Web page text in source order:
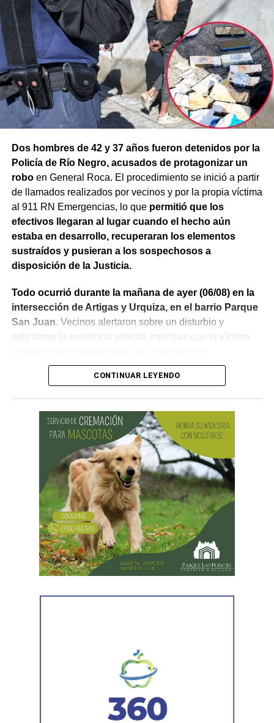
Dos hombres de 42 y 37 años fueron detenidos por la
Policía de Río Negro, acusados de protagonizar un
roboen General Roca. El procedimiento se inició a partir
de llamados realizados por vecinos y por la propia víctima
al 911 RN Emergencias, lo que permitió que los
efectivos llegaran al lugar cuando el hecho aún
estaba en desarrollo, recuperaran los elementos
sustraídos y pusieran a los sospechosos a
disposición de la Justicia.
Todo ocurrió durante la mañana de ayer (06/08) en la
intersección de Artigas y Urquiza, en el barrio Parque
San Juan. Vecinos alertaron sobre un disturbio y
solicitaron la presencia policial, mientras que la víctima
emergencias para informar lo que estaba ocurriendo.
hombres le habían sustraído una bolsa con dinero en
efectivo y dos teléfonos celulares. En el lugar se
recuperó parte de los bienes robados y se detuvo al
primer involucrado.
En forma paralela, otra comisión policial se dirigió a
una vivienda ubicada en el barrio Villa Obrera,
señalada por la víctima. Allí se identificó al segundo
sospechosoy se llevaron adelante distintas diligencias
en el marco de la investigación.
CONTINUAR LEYENDO